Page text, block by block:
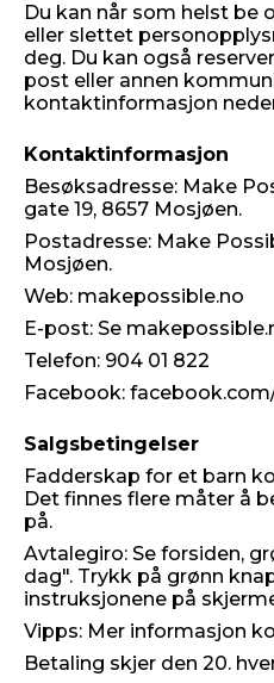
Du kan når som helst be
eller slettet
deg. Du kan også
post eller annen
kontaktinformasjon
Kontaktinformasjon
Besøksadresse: Make
gate 19, 8657 Mosjøen.
Postadresse: Make
Mosjøen.
Web: makepossible.no
E-post: Se
Telefon: 904 01 822
Facebook:
Salgsbetingelser
Fadderskap for et barn
Det finnes flere måter å
på.
Avtalegiro: Se forsiden,
dag". Trykk på grønn
instruksjonene på
Vipps: Mer informasjon
Betaling skjer den 20.